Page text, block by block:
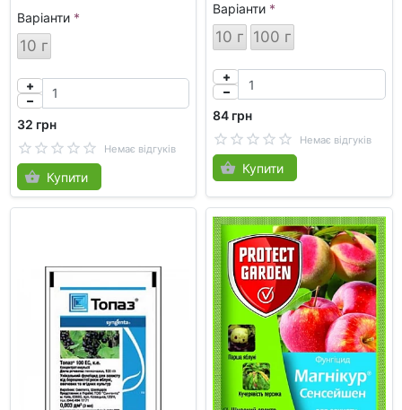
Варіанти
10 г
32 грн
Немає відгуків
Купити
Варіанти
10 г 100 г
84 грн
Немає відгуків
Купити